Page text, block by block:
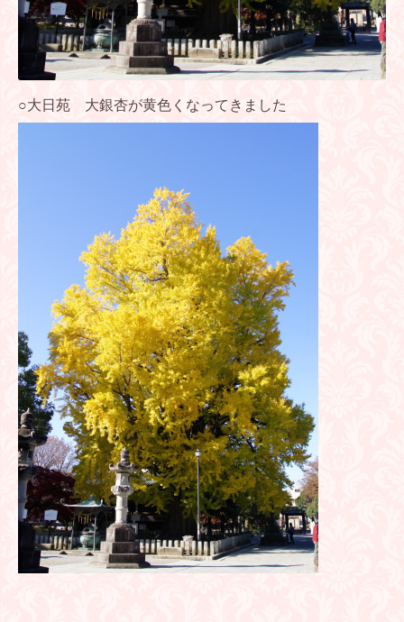
○大日苑 大銀杏が黄色くなってきました